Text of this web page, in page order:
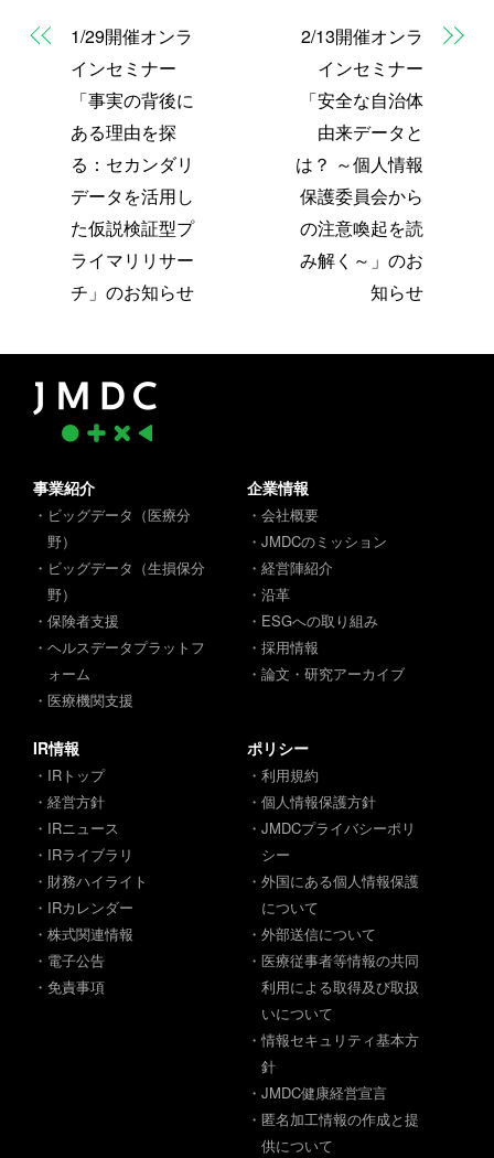
1/29開催オンラ
インセミナー
「事実の背後に
ある理由を探
る：セカンダリ
データを活用し
た仮説検証型プ
ライマリリサー
チ」のお知らせ
2/13開催オンラ
インセミナー
「安全な自治体
由来データと
は？ ～個人情報
保護委員会から
の注意喚起を読
み解く～」のお
知らせ
事業紹介
・ビッグデータ（医療分
野）
・ビッグデータ（生損保分
野）
・保険者支援
・ヘルスデータプラットフ
ォーム
・医療機関支援
企業情報
・会社概要
・JMDCのミッション
・経営陣紹介
・沿革
・ESGへの取り組み
・採用情報
・論文・研究アーカイブ
IR情報
・IRトップ
・経営方針
・IRニュース
・IRライブラリ
・財務ハイライト
・IRカレンダー
・株式関連情報
・電子公告
・免責事項
ポリシー
・利用規約
・個人情報保護方針
・JMDCプライバシーポリ
シー
・外国にある個人情報保護
について
・外部送信について
・医療従事者等情報の共同
利用による取得及び取扱
いについて
・情報セキュリティ基本方
針
・JMDC健康経営宣言
・匿名加工情報の作成と提
供について